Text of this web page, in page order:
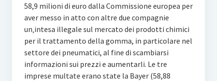
58,9 milioni di euro dalla Commissione europea per
aver messo in atto con altre due compagnie
un‚intesa illegale sul mercato dei prodotti chimici
per il trattamento della gomma, in particolare nel
settore dei pneumatici, al fine di scambiarsi
informazioni sui prezzi e aumentarli. Le tre
imprese multate erano state la Bayer (58,88